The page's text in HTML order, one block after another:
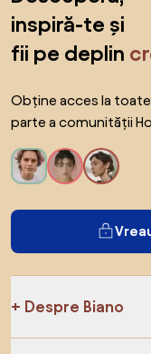
inspiră-te și
fii pe deplin
Obține acces la
parte a comunității
Despre Biano